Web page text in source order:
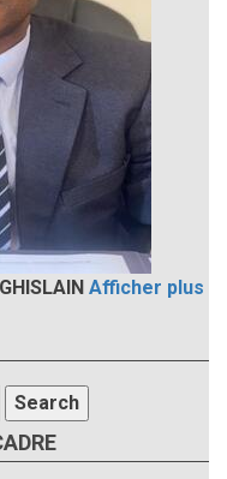
Afficher plus